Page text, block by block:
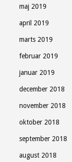
maj 2019
april 2019
marts 2019
februar 2019
januar 2019
december 2018
november 2018
oktober 2018
september 2018
august 2018